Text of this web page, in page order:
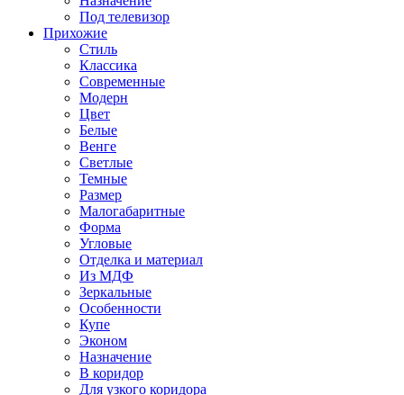
Под телевизор
Прихожие
Стиль
Классика
Современные
Модерн
Цвет
Белые
Венге
Светлые
Темные
Размер
Малогабаритные
Форма
Угловые
Отделка и материал
Из МДФ
Зеркальные
Особенности
Купе
Эконом
Назначение
В коридор
Для узкого коридора